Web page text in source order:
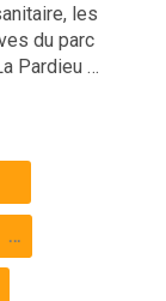
les
du parc
Pardieu …
…